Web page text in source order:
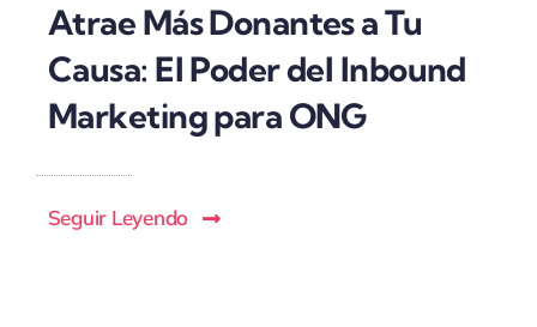
Atrae Más Donantes a Tu
Causa: El Poder del Inbound
Marketing para ONG
Seguir Leyendo